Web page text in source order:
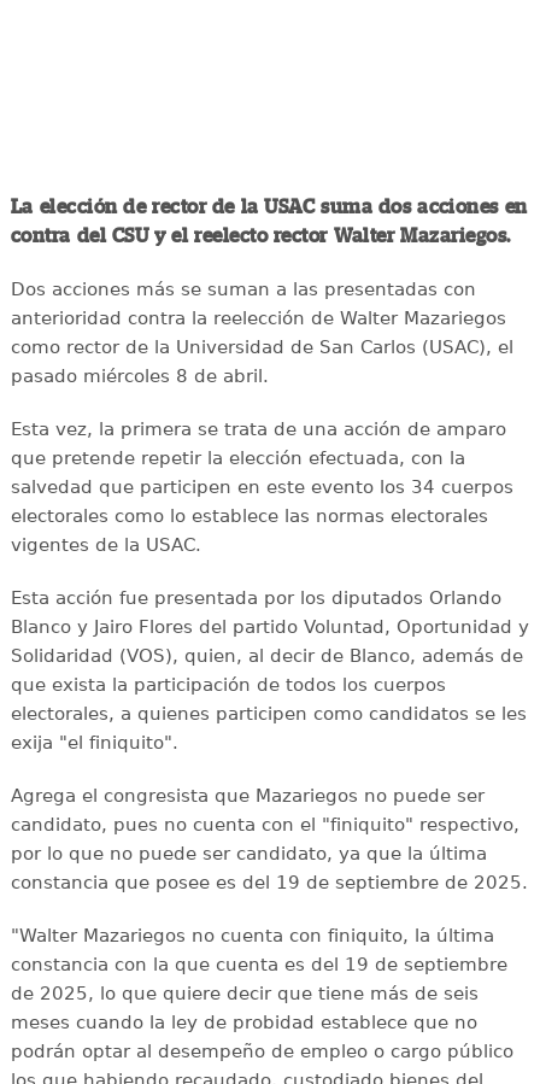
La elección de rector de la USAC suma dos acciones en
contra del CSU y el reelecto rector Walter Mazariegos.
Dos acciones más se suman a las presentadas con
anterioridad contra la reelección de Walter Mazariegos
como rector de la Universidad de San Carlos (USAC), el
pasado miércoles 8 de abril.
Esta vez, la primera se trata de una acción de amparo
que pretende repetir la elección efectuada, con la
salvedad que participen en este evento los 34 cuerpos
electorales como lo establece las normas electorales
vigentes de la USAC.
Esta acción fue presentada por los diputados Orlando
Blanco y Jairo Flores del partido Voluntad, Oportunidad y
Solidaridad (VOS), quien, al decir de Blanco, además de
que exista la participación de todos los cuerpos
electorales, a quienes participen como candidatos se les
exija "el finiquito".
Agrega el congresista que Mazariegos no puede ser
candidato, pues no cuenta con el "finiquito" respectivo,
por lo que no puede ser candidato, ya que la última
constancia que posee es del 19 de septiembre de 2025.
"Walter Mazariegos no cuenta con finiquito, la última
constancia con la que cuenta es del 19 de septiembre
de 2025, lo que quiere decir que tiene más de seis
meses cuando la ley de probidad establece que no
podrán optar al desempeño de empleo o cargo público